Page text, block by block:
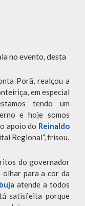
no evento, desta
Porã, realçou a
em especial
tendo um
e hoje somos
apoio do Reinaldo
Regional”, frisou.
do governador
olhar para a cor da
atende a todos
satisfeita porque